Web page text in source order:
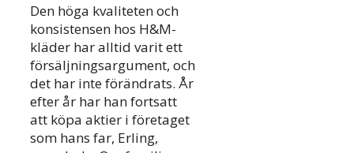
Den höga kvaliteten och
konsistensen hos H&M-
kläder har alltid varit ett
försäljningsargument, och
det har inte förändrats. År
efter år har han fortsatt
att köpa aktier i företaget
som hans far, Erling,